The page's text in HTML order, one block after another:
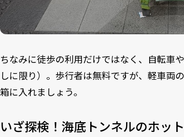
ちなみに徒歩の利用だけではなく、自転車
しに限り）。歩行者は無料ですが、軽車両
箱に入れましょう。
いざ探検！海底トンネルのホッ